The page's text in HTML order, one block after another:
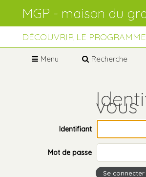
Aller
navigation
personnels
DÉCOUVRIR LE PROGRAMME
Menu Recherche
Identifiant
Mot de passe